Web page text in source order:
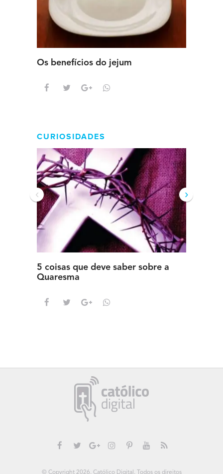
Os benefícios do jejum
CURIOSIDADES
5 coisas que deve saber sobre a
Quaresma
‹ ›
© Copyright 2026. Católico Digital. Todos os direitos